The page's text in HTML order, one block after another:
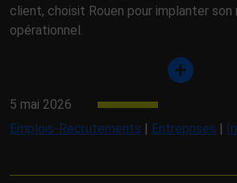
client, choisit Rouen pour implanter son
opérationnel.
5 mai 2026
Emplois-Recrutements | Entreprises |